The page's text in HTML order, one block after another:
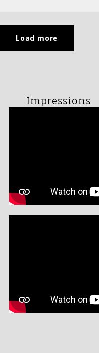
Load more
Impressions